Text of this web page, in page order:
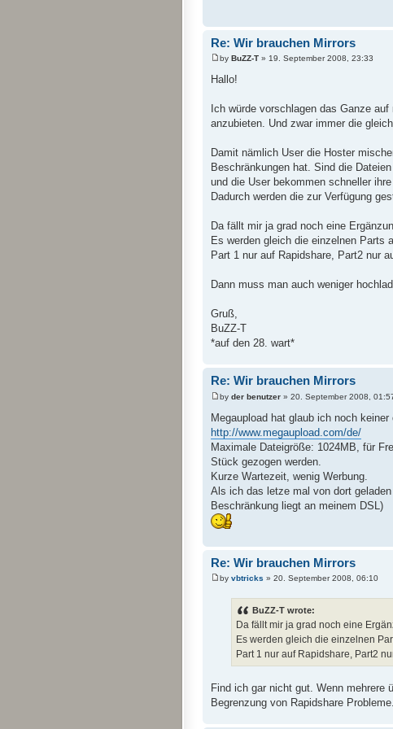
Re: Wir brauchen Mirrors
by BuZZ-T » 19. September 2008, 23:33
Hallo!
Ich würde vorschlagen das Ganze
anzubieten. Und zwar immer die
Damit nämlich User die Hoster
Beschränkungen hat. Sind die
und die User bekommen schneller
Dadurch werden die zur Verfügung
Da fällt mir ja grad noch eine
Es werden gleich die einzelnen Parts
Part 1 nur auf Rapidshare, Part2 nur
Dann muss man auch weniger
Gruß,
BuZZ-T
*auf den 28. wart*
Re: Wir brauchen Mirrors
by der benutzer » 20. September 2008,
Megaupload hat glaub ich noch keiner
http://www.megaupload.com/de/
Maximale Dateigröße: 1024MB, für
Stück gezogen werden.
Kurze Wartezeit, wenig Werbung.
Als ich das letze mal von dort
Beschränkung liegt an meinem DSL)
Re: Wir brauchen Mirrors
by vbtricks » 20. September 2008, 06:10
BuZZ-T wrote:
Da fällt mir ja grad noch eine
Es werden gleich die einzelnen
Part 1 nur auf Rapidshare, Part2
Find ich gar nicht gut. Wenn mehrere
Begrenzung von Rapidshare Probleme.